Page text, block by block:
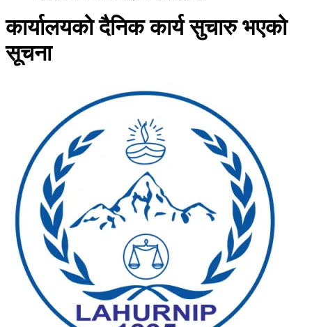
कार्यालयको दैनिक कार्य सुचारु भएको
सूचना